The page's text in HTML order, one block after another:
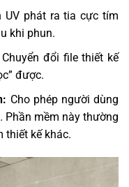
UV phát ra tia cực tím
khi phun.
Chuyển đổi file thiết kế
được.
Cho phép người dùng
Phần mềm này thường
thiết kế khác.